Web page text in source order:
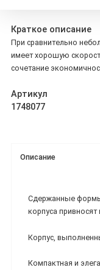
Краткое описание
При сравнительно
имеет хорошую
сочетание
Артикул
1748077
Описание
Сдержанные
корпуса привносят
Корпус,
Компактная и